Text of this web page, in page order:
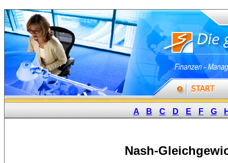
A B C D E F G
Nash-